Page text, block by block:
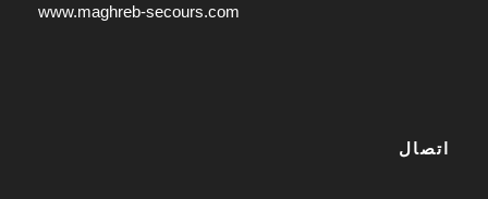
www.maghreb-secours.com
اتصال